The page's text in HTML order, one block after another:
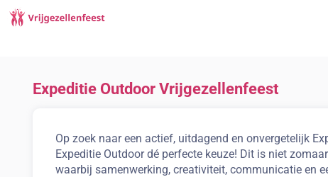
Expeditie Outdoor Vrijgezellenfeest
Op zoek naar een actief, uitdagend en onvergetelijk
Expeditie Outdoor dé perfecte keuze! Dit is niet
waarbij samenwerking, creativiteit, communicatie en